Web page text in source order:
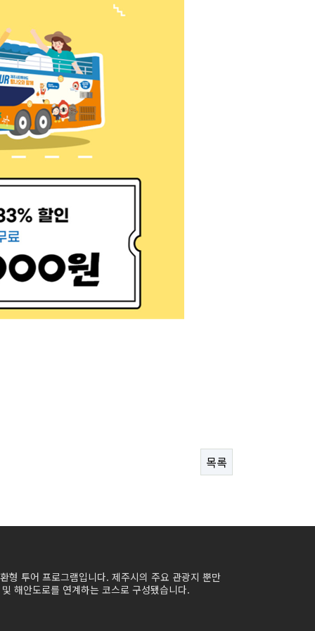
목록
형 투어 프로그램입니다. 제주시의 주요 관광지 뿐만
해안도로를 연계하는 코스로 구성됐습니다.